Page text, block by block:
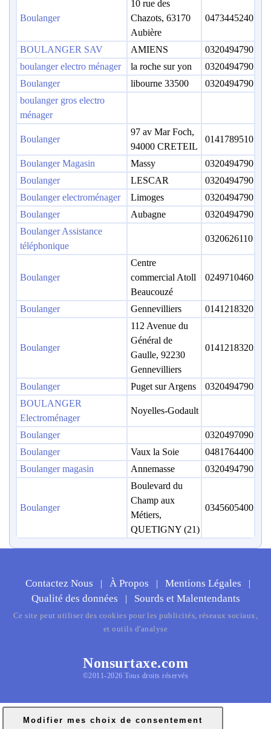
Boulanger
10 rue des
Chazots, 63170
Aubière
0473445240
BOULANGER SAV AMIENS
0320494790
boulanger electro ménager
la roche sur yon
0320494790
Boulanger
libourne 33500
0320494790
boulanger gros electro
ménager
Boulanger
97 av Mar Foch,
94000 CRETEIL
0141789510
Boulanger Magasin Massy
0320494790
Boulanger
LESCAR
0320494790
Boulanger electroménager
Limoges
0320494790
Boulanger
Aubagne
0320494790
Boulanger Assistance
téléphonique
0320626110
Boulanger
Centre
commercial Atoll
Beaucouzé
0249710460
Boulanger Gennevilliers 0141218320
Boulanger
112 Avenue du
Général de
Gaulle, 92230
Gennevilliers
0141218320
Boulanger Puget sur Argens
0320494790
BOULANGER
Electroménager
Noyelles-Godault
Boulanger
0320497090
Boulanger
Vaux la Soie
0481764400
Boulanger magasin
Annemasse 0320494790
Boulanger
Boulevard du
Champ aux
Métiers,
QUETIGNY (21)
0345605400
Contactez Nous | À Propos | Mentions Légales |
Qualité des données | Sourds et Malentendants
Ce site peut utiliser des cookies pour les publicités, réseaux sociaux,
et outils d'analyse
Nonsurtaxe.com
©2011-2026 Tous droits réservés
Modifier mes choix de consentement